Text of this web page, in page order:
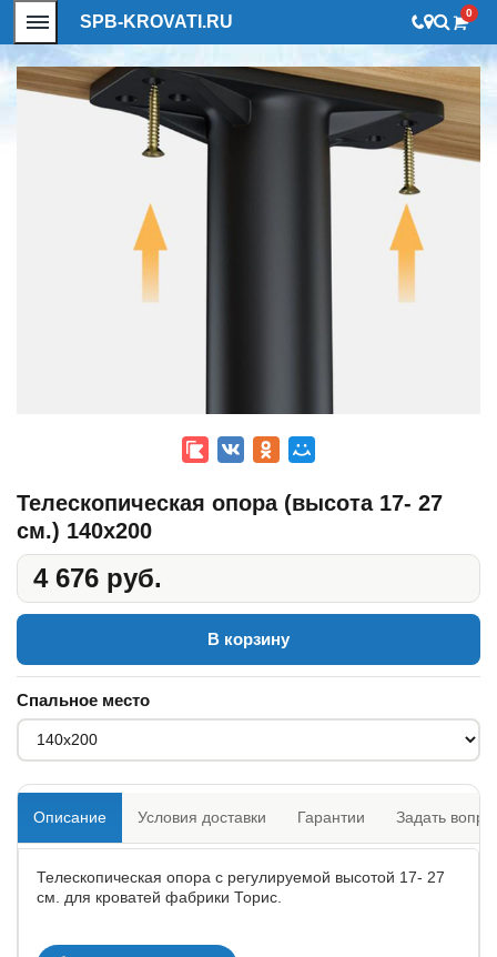
SPB-KROVATI.RU 0
Телескопическая опора (высота 17- 27
см.) 140x200
4 676 руб.
В корзину
Спальное место
Описание Условия доставки Гарантии Задать
Телескопическая опора с регулируемой высотой 17- 27
см. для кроватей фабрики Торис.